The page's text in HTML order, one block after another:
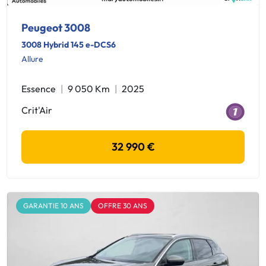
Peugeot 3008
3008 Hybrid 145 e-DCS6
Allure
Essence 9 050 Km
2025
Crit'Air
32 990 €
GARANTIE 10 ANS OFFRE 30 ANS